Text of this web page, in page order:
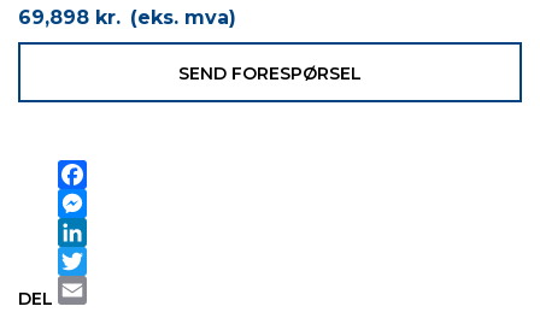
69,898 kr. (eks. mva)
SEND FORESPØRSEL
DEL
Facebook
Messenger
LinkedIn
Twitter